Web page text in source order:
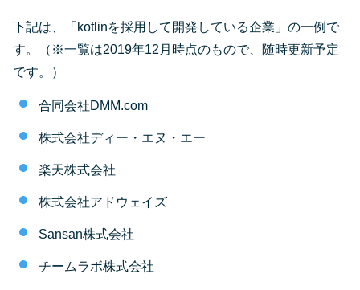
下記は、「kotlinを採用して開発している企業」の一例で
す。（※一覧は2019年12月時点のもので、随時更新予定
です。）
合同会社DMM.com
株式会社ディー・エヌ・エー
楽天株式会社
株式会社アドウェイズ
Sansan株式会社
チームラボ株式会社